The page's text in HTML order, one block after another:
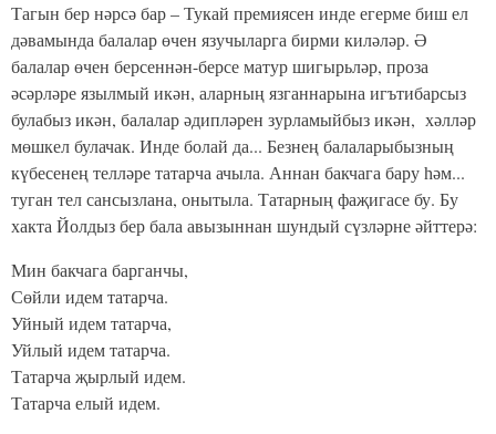
Тагын бер нәрсә бар – Тукай премиясен инде егерме биш ел
дәвамында балалар өчен язучыларга бирми киләләр. Ә
балалар өчен берсеннән-берсе матур шигырьләр, проза
әсәрләре язылмый икән, аларның язганнарына игътибарсыз
булабыз икән, балалар әдипләрен зурламыйбыз икән, хәлләр
мөшкел булачак. Инде болай да... Безнең балаларыбызның
күбесенең телләре татарча ачыла. Аннан бакчага бару һәм...
туган тел сансызлана, онытыла. Татарның фаҗигасе бу. Бу
хакта Йолдыз бер бала авызыннан шундый сүзләрне әйттерә:
Мин бакчага барганчы,
Сөйли идем татарча.
Уйный идем татарча,
Уйлый идем татарча.
Татарча җырлый идем.
Татарча елый идем.